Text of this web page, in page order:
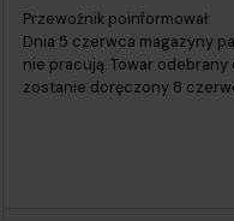
Przewoźnik poinformował:
Dnia 5 czerwca magazyny
nie pracują. Towar
zostanie doręczony 8